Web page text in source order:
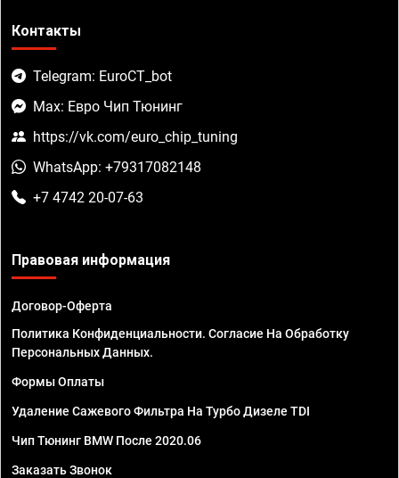
Контакты
Telegram: EuroCT_bot
Max: Евро Чип Тюнинг
https://vk.com/euro_chip_tuning
WhatsApp: +79317082148
+7 4742 20-07-63
Правовая информация
Договор-Оферта
Политика Конфиденциальности. Согласие На Обработку
Персональных Данных.
Формы Оплаты
Удаление Сажевого Фильтра На Турбо Дизеле TDI
Чип Тюнинг BMW После 2020.06
Заказать Звонок